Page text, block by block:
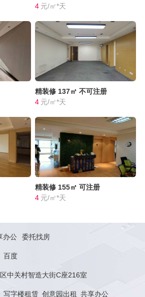
4 元/㎡*天
精装修 137㎡ 不可注册
4 元/㎡*天
精装修 155㎡ 可注册
4 元/㎡*天
办公 委托找房
百度
中关村智造大街C座216室
写字楼租赁 创意园出租 共享办公